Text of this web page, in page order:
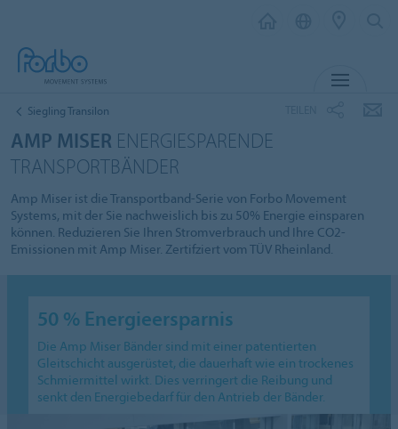
Siegling Transilon
AMP MISER ENERGIESPARENDE
TRANSPORTBÄNDER
Amp Miser ist die Transportband-Serie von Forbo Movement
Systems, mit der Sie nachweislich bis zu 50% Energie einsparen
können. Reduzieren Sie Ihren Stromverbrauch und Ihre CO2-
Emissionen mit Amp Miser. Zertifziert vom TÜV Rheinland.
50 % Energieersparnis
Die Amp Miser Bänder sind mit einer patentierten
Gleitschicht ausgerüstet, die dauerhaft wie ein trockenes
Schmiermittel wirkt. Dies verringert die Reibung und
senkt den Energiebedarf für den Antrieb der Bänder.